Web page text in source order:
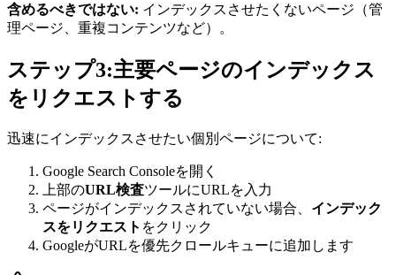
含めるべきではない: インデックスさせたくないページ（管
理ページ、重複コンテンツなど）。
ステップ3:主要ページのインデックス
をリクエストする
迅速にインデックスさせたい個別ページについて:
Google Search Consoleを開く
上部のURL検査ツールにURLを入力
ページがインデックスされていない場合、 インデック
スをリクエスト をクリック
GoogleがURLを優先クロールキューに追加します